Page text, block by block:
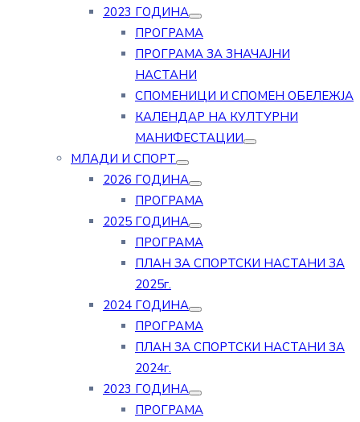
2023 ГОДИНА
ПРОГРАМА
ПРОГРАМА ЗА ЗНАЧАЈНИ
НАСТАНИ
СПОМЕНИЦИ И СПОМЕН ОБЕЛЕЖЈА
КАЛЕНДАР НА КУЛТУРНИ
МАНИФЕСТАЦИИ
МЛАДИ И СПОРТ
2026 ГОДИНА
ПРОГРАМА
2025 ГОДИНА
ПРОГРАМА
ПЛАН ЗА СПОРТСКИ НАСТАНИ ЗА
2025г.
2024 ГОДИНА
ПРОГРАМА
ПЛАН ЗА СПОРТСКИ НАСТАНИ ЗА
2024г.
2023 ГОДИНА
ПРОГРАМА